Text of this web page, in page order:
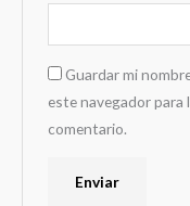
Guardar mi
este navegador para
comentario.